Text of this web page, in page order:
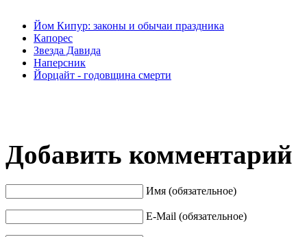
Йом Кипур: законы и обычаи праздника
Капорес
Звезда Давида
Наперсник
Йорцайт - годовщина смерти
Добавить комментарий
Имя (обязательное)
E-Mail (обязательное)